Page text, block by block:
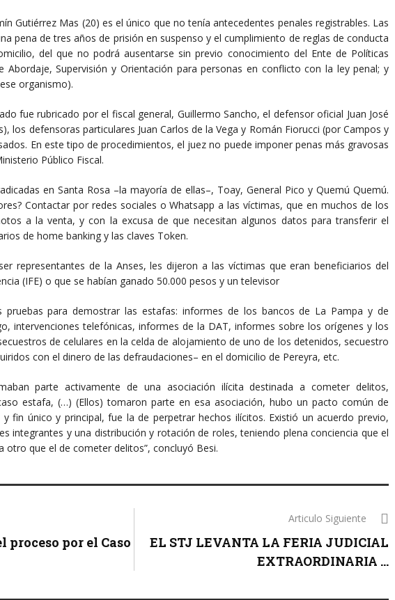
Gutiérrez Mas (20) es el único que no tenía antecedentes penales registrables. Las
pena de tres años de prisión en suspenso y el cumplimiento de reglas de conducta
del que no podrá ausentarse sin previo conocimiento del Ente de Políticas
Abordaje, Supervisión y Orientación para personas en conflicto con la ley penal; y
organismo).
fue rubricado por el fiscal general, Guillermo Sancho, el defensor oficial Juan José
los defensoras particulares Juan Carlos de la Vega y Román Fiorucci (por Campos y
En este tipo de procedimientos, el juez no puede imponer penas más gravosas
Público Fiscal.
en Santa Rosa –la mayoría de ellas–, Toay, General Pico y Quemú Quemú.
Contactar por redes sociales o Whatsapp a las víctimas, que en muchos de los
a la venta, y con la excusa de que necesitan algunos datos para transferir el
de home banking y las claves Token.
representantes de la Anses, les dijeron a las víctimas que eran beneficiarios del
(IFE) o que se habían ganado 50.000 pesos y un televisor
pruebas para demostrar las estafas: informes de los bancos de La Pampa y de
intervenciones telefónicas, informes de la DAT, informes sobre los orígenes y los
de celulares en la celda de alojamiento de uno de los detenidos, secuestro
con el dinero de las defraudaciones– en el domicilio de Pereyra, etc.
parte activamente de una asociación ilícita destinada a cometer delitos,
estafa, (…) (Ellos) tomaron parte en esa asociación, hubo un pacto común de
y fin único y principal, fue la de perpetrar hechos ilícitos. Existió un acuerdo previo,
integrantes y una distribución y rotación de roles, teniendo plena conciencia que el
otro que el de cometer delitos”, concluyó Besi.
proceso por el Caso
Articulo Siguiente
EL STJ LEVANTA LA FERIA JUDICIAL
EXTRAORDINARIA ...